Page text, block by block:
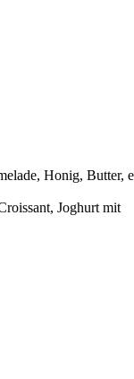
Honig, Butter,
Joghurt mit